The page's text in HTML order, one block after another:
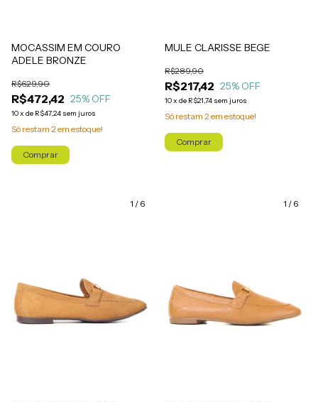
MOCASSIM EM COURO
ADELE BRONZE
R$472,42
R$629,90
25% OFF
10x de R$47,24 sem juros
Só restam 2em estoque!
Comprar
MULE CLARISSE BEGE
R$217,42
R$289,90
25% OFF
10x de R$21,74 sem juros
Só restam 2 em estoque!
Comprar
1 / 6 1 / 6